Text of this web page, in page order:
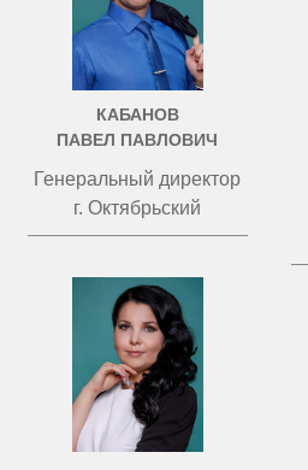
КАБАНОВ
ПАВЕЛ ПАВЛОВИЧ
Генеральный директор
г. Октябрьский